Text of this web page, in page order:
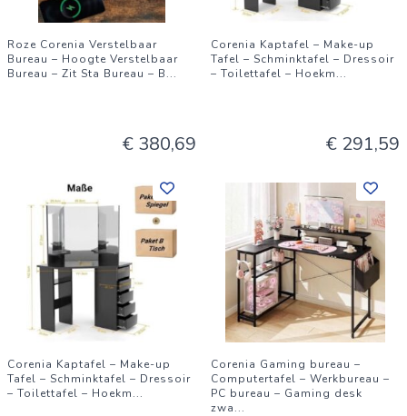
Roze Corenia Verstelbaar
Bureau – Hoogte Verstelbaar
Bureau – Zit Sta Bureau – B...
€ 380,69
Corenia Kaptafel – Make-up
Tafel – Schminktafel – Dressoir
– Toilettafel – Hoekm...
€ 291,59
Corenia Kaptafel – Make-up
Tafel – Schminktafel – Dressoir
– Toilettafel – Hoekm...
Corenia Gaming bureau –
Computertafel – Werkbureau –
PC bureau – Gaming desk
zwa...